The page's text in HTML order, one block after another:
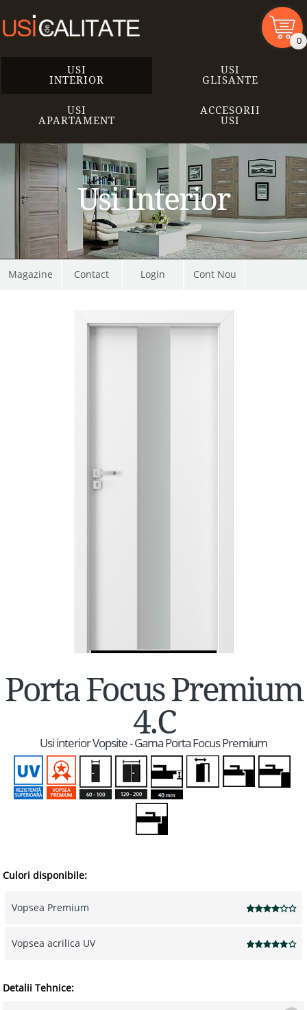
0
USI
INTERIOR
USI
GLISANTE
USI
APARTAMENT
ACCESORII
USI
Usi Interior
Magazine Contact Cont Nou
Porta Focus Premium
4.C
Usi interior Vopsite - Gama Porta Focus Premium
Culori disponibile:
Vopsea Premium
Vopsea acrilica UV
Detalii Tehnice: